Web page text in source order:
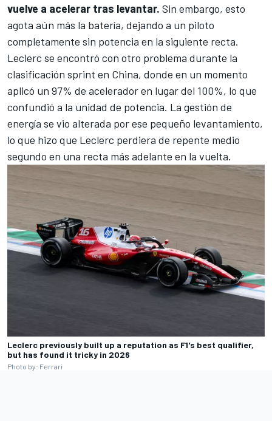
vuelve a acelerar tras levantar. Sin embargo, esto
agota aún más la batería, dejando a un piloto
completamente sin potencia en la siguiente recta.
Leclerc se encontró con otro problema durante la
clasificación sprint en China, donde en un momento
aplicó un 97% de acelerador en lugar del 100%, lo que
confundió a la unidad de potencia. La gestión de
energía se vio alterada por ese pequeño levantamiento,
lo que hizo que Leclerc perdiera de repente medio
segundo en una recta más adelante en la vuelta.
Leclerc previously built up a reputation as F1's best qualifier,
but has found it tricky in 2026
Photo by: Ferrari